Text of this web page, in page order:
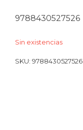
9788430527526
Sin existencias
SKU: 9788430527526